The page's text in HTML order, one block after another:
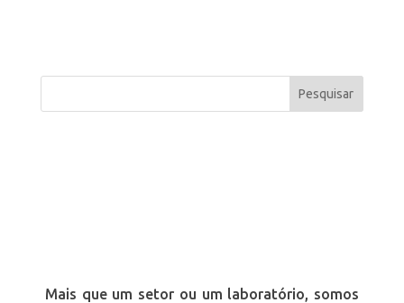
Mais que um setor ou um laboratório, somos